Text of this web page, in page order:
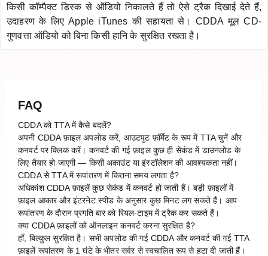
किसी कॉम्पैक्ट डिस्क से ऑडियो निकालते हैं तो ऐसे ट्रैक दिखाई देते हैं,
उदाहरण के लिए Apple iTunes की सहायता से। CDDA मूल CD-
गुणवत्ता ऑडियो को बिना किसी हानि के सुरक्षित रखता है।
FAQ
CDDA को TTA में कैसे बदलें?
अपनी CDDA फ़ाइल अपलोड करें, आउटपुट फ़ॉर्मेट के रूप में TTA चुनें और
कनवर्ट पर क्लिक करें। कनवर्ट की गई फ़ाइल कुछ ही सेकंड में डाउनलोड के
लिए तैयार हो जाएगी — किसी अकाउंट या इंस्टॉलेशन की आवश्यकता नहीं।
CDDA से TTA में रूपांतरण में कितना समय लगता है?
अधिकांश CDDA फ़ाइलें कुछ सेकंड में कनवर्ट हो जाती हैं। बड़ी फ़ाइलों में
फ़ाइल आकार और इंटरनेट स्पीड के अनुसार कुछ मिनट लग सकते हैं। आप
रूपांतरण के दौरान प्रगति बार को रियल-टाइम में ट्रैक कर सकते हैं।
क्या CDDA फ़ाइलों को ऑनलाइन कनवर्ट करना सुरक्षित है?
हाँ, बिल्कुल सुरक्षित है। सभी अपलोड की गई CDDA और कनवर्ट की गई TTA
फ़ाइलें रूपांतरण के 1 घंटे के भीतर सर्वर से स्वचालित रूप से हटा दी जाती हैं।